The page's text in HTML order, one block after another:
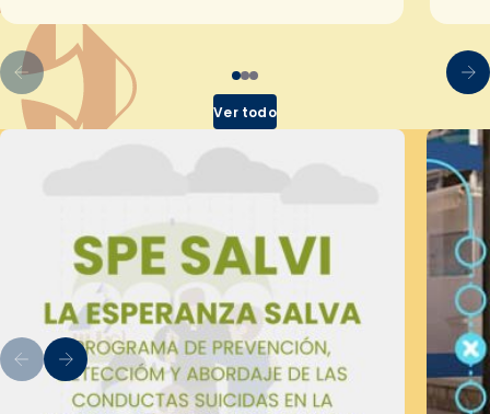
Ver todo